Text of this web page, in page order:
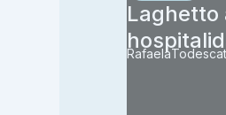
Laghetto
Rafaela